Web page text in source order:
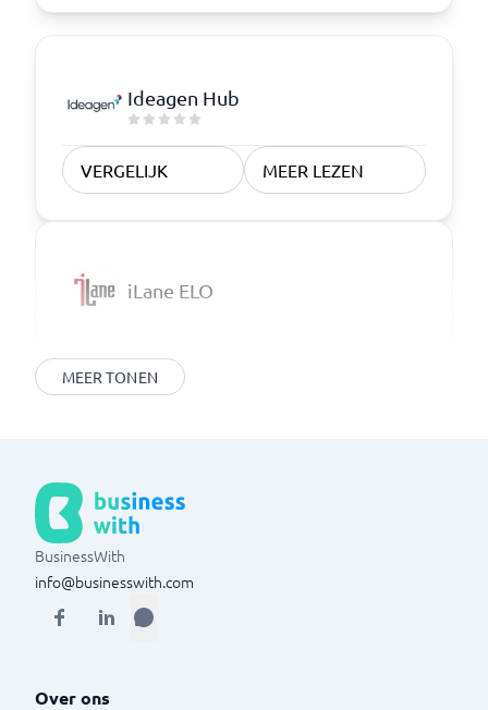
Ideagen Hub
VERGELIJK MEER LEZEN
iLane ELO
MEER TONEN
BusinessWith
info@businesswith.com
Over ons